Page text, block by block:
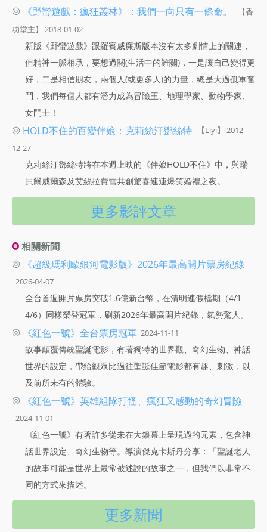
◎ 《野蠻遊戲：瘋狂叢林》：我們一向只有一條命。
【香
功堂主】 2018-01-02
新版《野蠻遊戲》跟羅賓威廉斯版本沒有太多劇情上的關連，
但精神一脈相承，要想過關(生活中的難關)，一是讓自己變得更
好，二是相信朋友，兩個人(或更多人)的力量，總是大過孤軍奮
鬥，我們每個人都有潛力成為冒險王、地理學家、動物學家、
女鬥士！
◎ HOLD不住的百變伴娘：克莉絲汀鄧絲特
【Liyi】 2012-
12-27
克莉絲汀鄧絲特將在本週上映的《伴娘HOLD不住》中，與瑞
貝爾威爾森及艾絲拉費雪共創驚喜連連爆笑婚禮之夜。
更多影評文章
相關新聞
◎
《超級瑪利歐銀河電影版》2026年最高開片票房紀錄
2026-04-07
全台首週開片票房突破1.6億新台幣，在清明連假檔期（4/1-
4/6）同樣榮登冠軍，刷新2026年最高開片紀錄，氣勢驚人。
◎ 《紅色一號》全台票房冠軍 2024-11-11
故事顛覆傳統聖誕電影，有著獨特的世界觀、奇幻生物、神話
世界的設定，帶給觀眾比過往聖誕佳節電影都有趣、刺激，以
及前所未有的體驗。
◎ 《紅色一號》英雄組隊打怪、瘋狂又感動的奇幻冒險
2024-11-01
《紅色一號》有著許多從未在大銀幕上呈現過的元素，包含神
話世界設定、奇幻生物等。導演傑克卡斯丹分享：「聖誕老人
的故事可能是世界上最常被述說的故事之一，但我們以非常不
同的方式來描述。
更多新聞